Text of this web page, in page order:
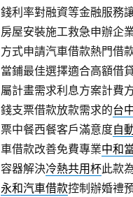
錢利率對融資等金融服務
房屋安裝施工救急申辦企
方式申請汽車借款熱門借
當鋪最佳選擇適合高額借
屬計畫需求利息方案計費
錢支票借款放款需求的台
票中餐西餐客戶滿意度自
車借款改善免費專業中和
容器解決冷熱共用杯此款
永和汽車借款控制辦婚禮